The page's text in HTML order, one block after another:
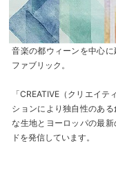
音楽の都ウィーンを中心
ファブリック。
「CREATIVE（クリエイ
ションにより独自性のあ
な生地とヨーロッパの最
ドを発信しています。